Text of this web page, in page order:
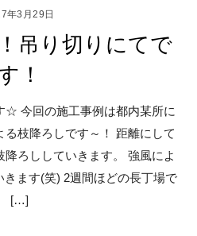
年3月29日
吊り切りにてで
！
今回の施工事例は都内某所に
枝降ろしです～！ 距離にして
ろししていきます。 強風によ
きます(笑) 2週間ほどの長丁場で
[…]